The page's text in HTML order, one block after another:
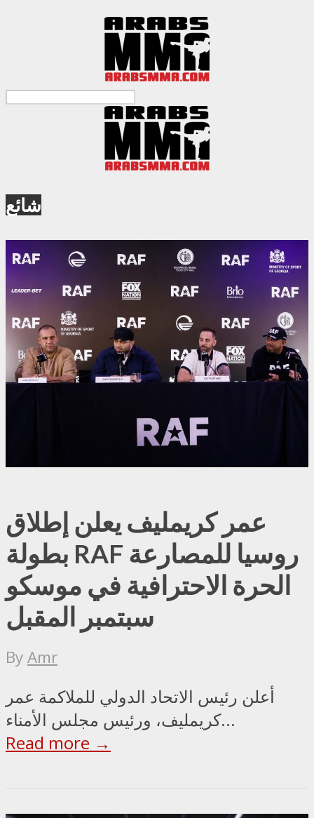
شائع
عمر كريمليف يعلن إطلاق
بطولة RAF روسيا للمصارعة
الحرة الاحترافية في موسكو
سبتمبر المقبل
ByAmr
أعلن رئيس الاتحاد الدولي للملاكمة عمر
كريمليف، ورئيس مجلس الأمناء...
Read more →